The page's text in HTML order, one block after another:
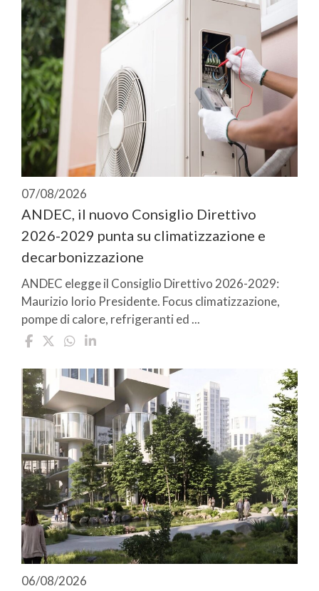
07/08/2026
ANDEC, il nuovo Consiglio Direttivo
2026-2029 punta su climatizzazione e
decarbonizzazione
ANDEC elegge il Consiglio Direttivo 2026-2029:
Maurizio Iorio Presidente. Focus climatizzazione,
pompe di calore, refrigeranti ed ...
06/08/2026